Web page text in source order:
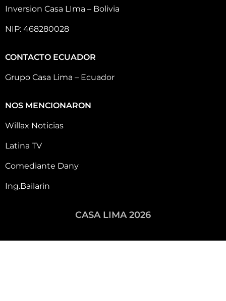
Inversion Casa LIma – Bolivia
NIP: 468280028
CONTACTO ECUADOR
Grupo Casa Lima – Ecuador
NOS MENCIONARON
Willax Noticias
Latina TV
Comediante Dany
Ing.Bailarin
CASA LIMA 2026